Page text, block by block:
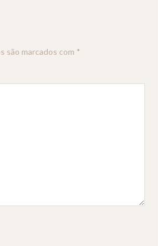
são marcados com *